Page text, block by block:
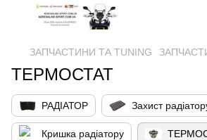
ЗАПЧАСТИНИ ТА ТUNING
ТЕРМОСТАТ
РАДІАТОР Захист
Кришка радіатору